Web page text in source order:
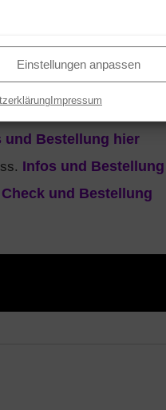
Einstellungen anpassen
Impressum
die
. Zusätzlich einmalig
und Bestellung hier
Infos und Bestellung
und Bestellung